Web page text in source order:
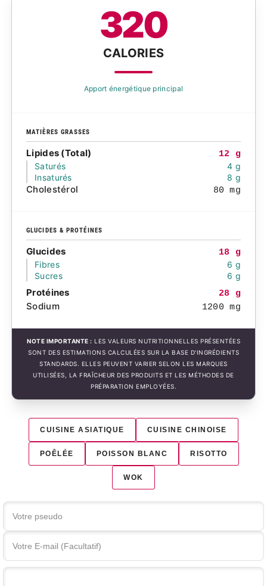
320
CALORIES
Apport énergétique principal
MATIÈRES GRASSES
Lipides (Total)
12 g
Saturés
4 g
Insaturés
8 g
Cholestérol 80 mg
GLUCIDES & PROTÉINES
Glucides
18 g
Fibres
6 g
Sucres
6 g
Protéines 28 g
Sodium 1200 mg
NOTE IMPORTANTE : LES VALEURS NUTRITIONNELLES PRÉSENTÉES
SONT DES ESTIMATIONS CALCULÉES SUR LA BASE D'INGRÉDIENTS
STANDARDS. ELLES PEUVENT VARIER SELON LES MARQUES
UTILISÉES, LA FRAÎCHEUR DES PRODUITS ET LES MÉTHODES DE
PRÉPARATION EMPLOYÉES.
CUISINE ASIATIQUE CUISINE CHINOISE
POÊLÉE POISSON BLANC RISOTTO
WOK
Votre commentaire